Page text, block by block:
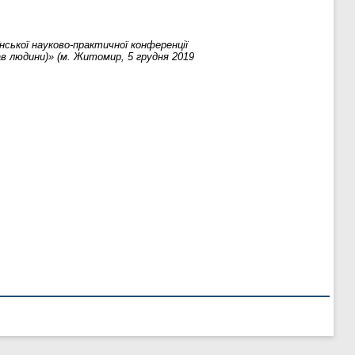
науково-практичної конференції
людини)» (м. Житомир, 5 грудня 2019